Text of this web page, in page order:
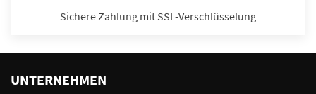
Sichere Zahlung mit SSL-Verschlüsselung
UNTERNEHMEN